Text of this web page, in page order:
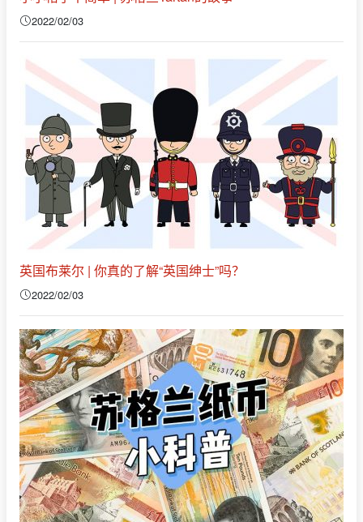
2022/02/03
英国布莱尔 | 你真的了解“英国绅士”吗？
2022/02/03